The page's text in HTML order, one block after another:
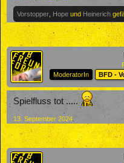
Vorstopper Hope und Heinerich
ModeratorIn
BFD -
Spielfluss tot .....
13. September 2024